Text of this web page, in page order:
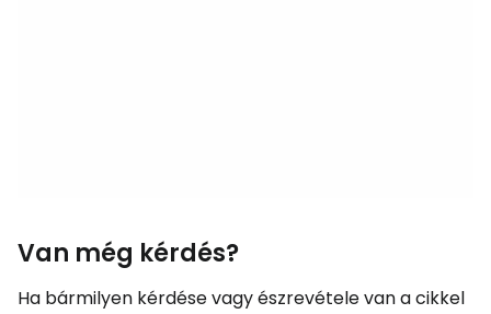
Van még kérdés?
Ha bármilyen kérdése vagy észrevétele van a cikkel